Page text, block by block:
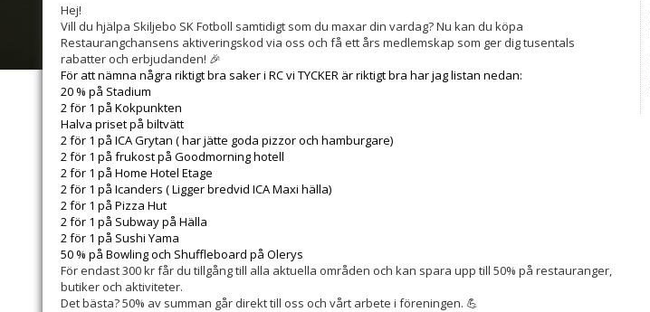
Hej!
Vill du hjälpa Skiljebo SK Fotboll samtidigt som du maxar din vardag? Nu kan du köpa
Restaurangchansens aktiveringskod via oss och få ett års medlemskap som ger dig tusentals
rabatter och erbjudanden! 🎉
För att nämna några riktigt bra saker i RC vi TYCKER är riktigt bra har jag listan nedan:
20 % på Stadium
2 för 1 på Kokpunkten
Halva priset på biltvätt
2 för 1 på ICA Grytan ( har jätte goda pizzor och hamburgare)
2 för 1 på frukost på Goodmorning hotell
2 för 1 på Home Hotel Etage
2 för 1 på Icanders ( Ligger bredvid ICA Maxi hälla)
2 för 1 på Pizza Hut
2 för 1 på Subway på Hälla
2 för 1 på Sushi Yama
50 % på Bowling och Shuffleboard på Olerys
För endast 300 kr får du tillgång till alla aktuella områden och kan spara upp till 50% på restauranger,
butiker och aktiviteter.
Det bästa? 50% av summan går direkt till oss och vårt arbete i föreningen. 💪